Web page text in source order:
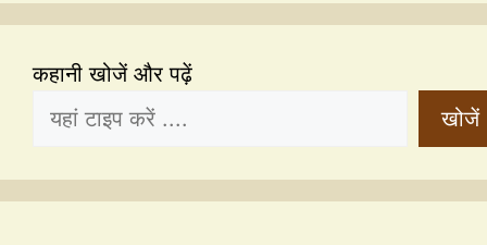
कहानी खोजें और पढ़ें
खोजें